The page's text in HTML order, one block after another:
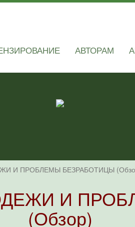
АВТОРАМ
И ПРОБЛЕМЫ БЕЗРАБОТИЦЫ
И
(Обзор)